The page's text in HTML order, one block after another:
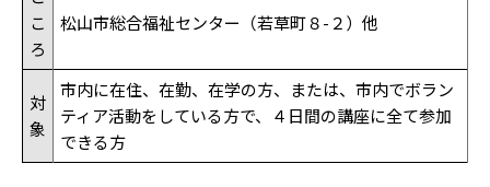
こ
ろ
松山市総合福祉センター（若草町８-２）他
対
象
市内に在住、在勤、在学の方、または、市内でボラン
ティア活動をしている方で、４日間の講座に全て参加
できる方